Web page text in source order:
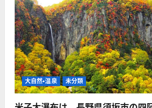
大自然・温泉 未分類